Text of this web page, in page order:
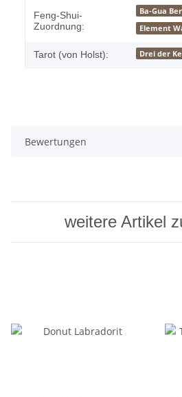
Feng-Shui-
Zuordnung:
Ba-Gua
Element
Tarot (von Holst): Drei der
Bewertungen
weitere Artikel